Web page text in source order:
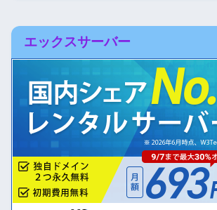
エックスサーバー